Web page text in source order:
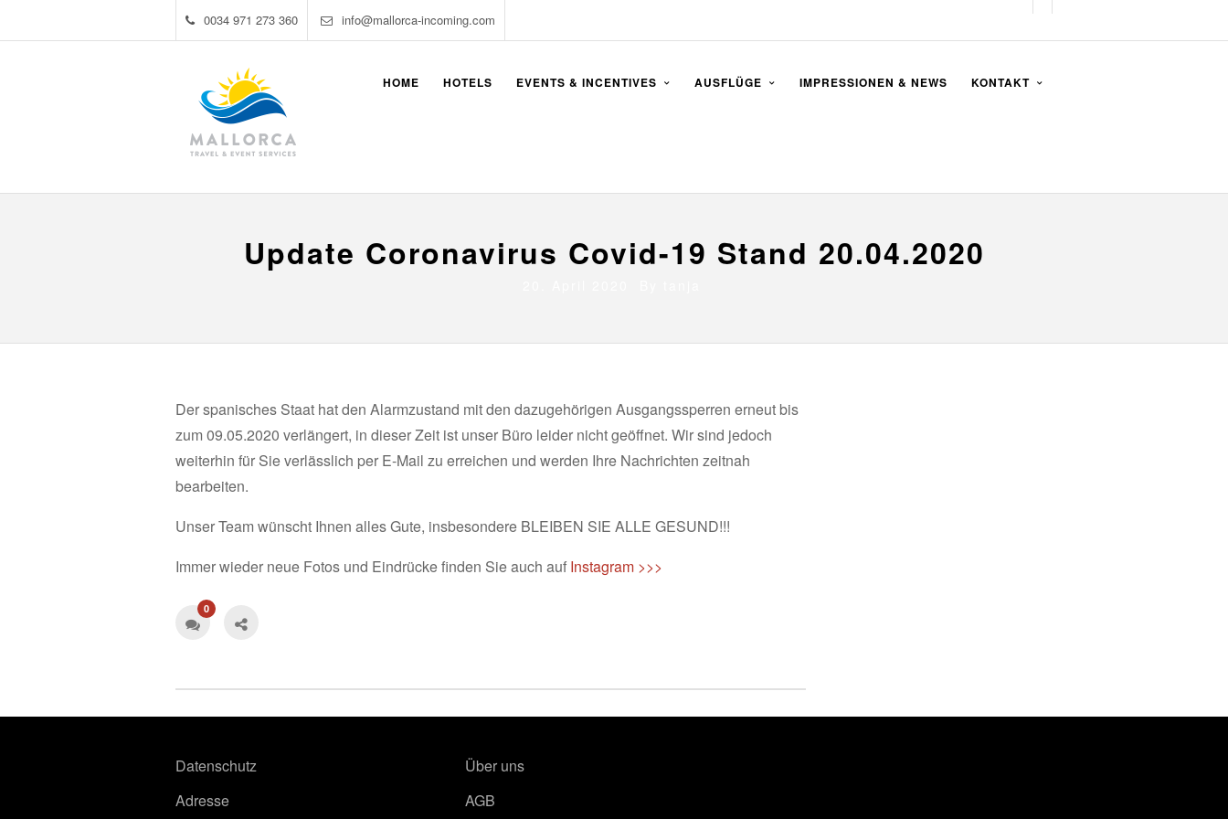
0034 971 273 360 info@mallorca-incoming.com
HOME HOTELS EVENTS & INCENTIVES AUSFLÜGE IMPRESSIONEN & NEWS KONTAKT
Update Coronavirus Covid-19 Stand 20.04.2020
Der spanisches Staat hat den Alarmzustand mit den dazugehörigen Ausgangssperren erneut bis
zum 09.05.2020 verlängert, in dieser Zeit ist unser Büro leider nicht geöffnet. Wir sind jedoch
weiterhin für Sie verlässlich per E-Mail zu erreichen und werden Ihre Nachrichten zeitnah
bearbeiten.
Unser Team wünscht Ihnen alles Gute, insbesondere BLEIBEN SIE ALLE GESUND!!!
Immer wieder neue Fotos und Eindrücke finden Sie auch auf Instagram >>>
0
Datenschutz
Adresse
Über uns
AGB